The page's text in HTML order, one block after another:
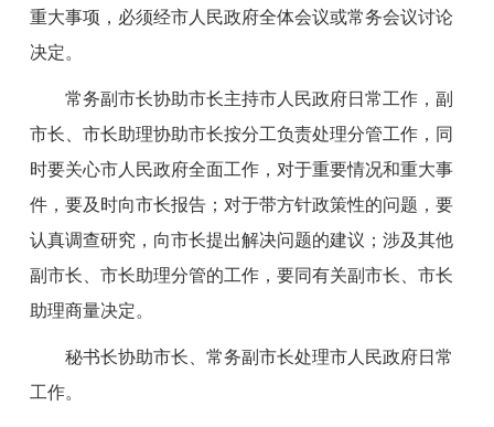
重大事项，必须经市人民政府全体会议或常务会议讨论
决定。
常务副市长协助市长主持市人民政府日常工作，副
市长、市长助理协助市长按分工负责处理分管工作，同
时要关心市人民政府全面工作，对于重要情况和重大事
件，要及时向市长报告；对于带方针政策性的问题，要
认真调查研究，向市长提出解决问题的建议；涉及其他
副市长、市长助理分管的工作，要同有关副市长、市长
助理商量决定。
秘书长协助市长、常务副市长处理市人民政府日常
工作。